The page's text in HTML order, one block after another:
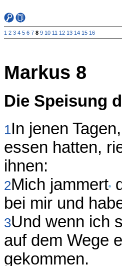
1 2 3 4 5 6 7 8 9 10 11 12 13 14 15 16
Markus 8
Die Speisung
1In jenen
essen hatten,
ihnen:
2Mich jammert
bei mir und
3Und wenn ich
auf dem Wege
gekommen.